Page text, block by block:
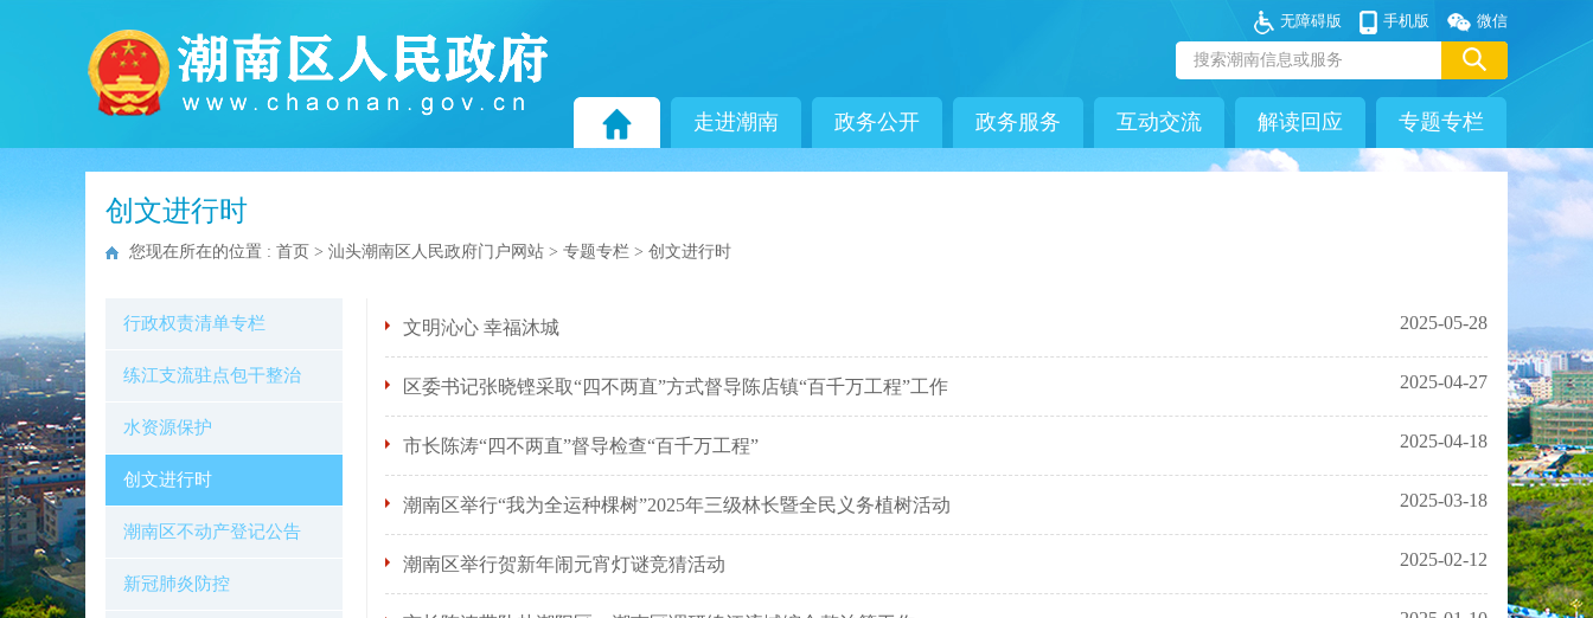
微信
手机版
无障碍版
走进潮南 政务公开 政务服务 互动交流 解读回应 专题专栏
创文进行时
您现在所在的位置 : 首页 > 汕头潮南区人民政府门户网站 > 专题专栏 > 创文进行时
行政权责清单专栏
练江支流驻点包干整治
水资源保护
创文进行时
潮南区不动产登记公告
新冠肺炎防控
文明沁心 幸福沐城 2025-05-28
区委书记张晓铿采取“四不两直”方式督导陈店镇“百千万工程”工作 2025-04-27
市长陈涛“四不两直”督导检查“百千万工程” 2025-04-18
潮南区举行“我为全运种棵树”2025年三级林长暨全民义务植树活动 2025-03-18
潮南区举行贺新年闹元宵灯谜竞猜活动 2025-02-12